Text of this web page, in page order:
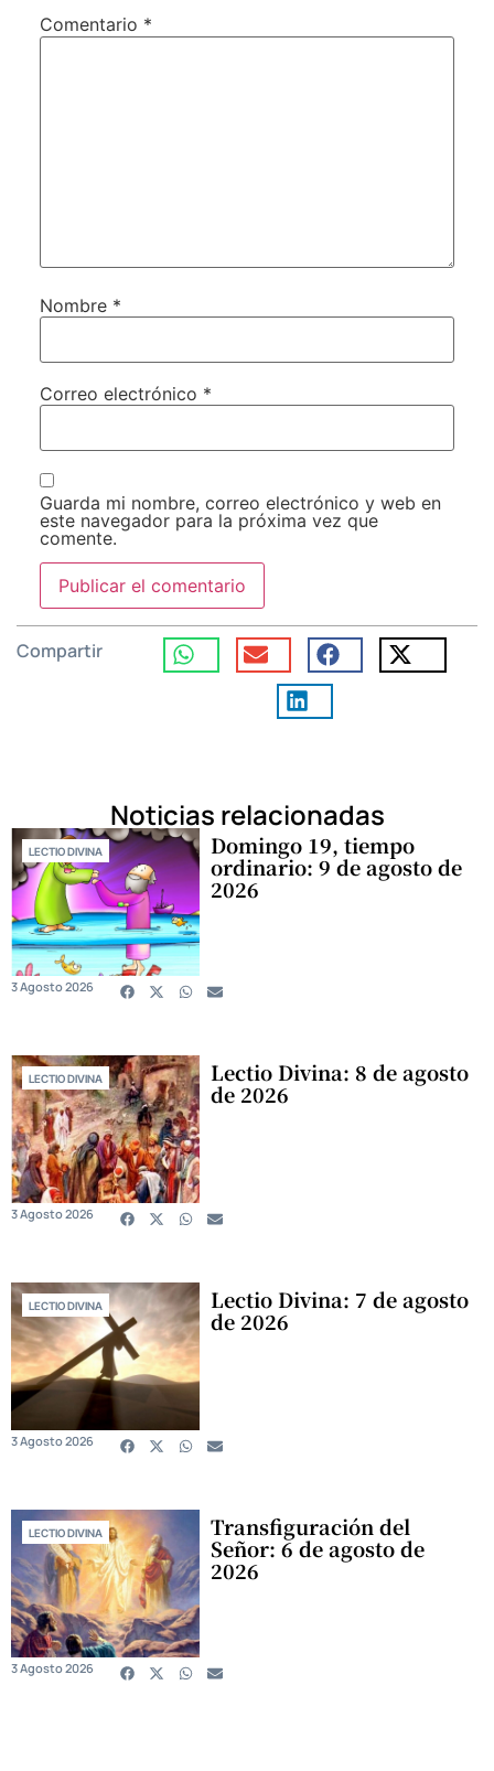
Comentario *
Nombre *
Correo electrónico *
Guarda mi nombre, correo electrónico y web en
este navegador para la próxima vez que
comente.
Compartir
Noticias relacionadas
LECTIO DIVINA Domingo 19, tiempo
ordinario: 9 de agosto de
2026
3 Agosto 2026
LECTIO DIVINA Lectio Divina: 8 de agosto
de 2026
3 Agosto 2026
LECTIO DIVINA Lectio Divina: 7 de agosto
de 2026
3 Agosto 2026
LECTIO DIVINA Transfiguración del
Señor: 6 de agosto de
2026
3 Agosto 2026